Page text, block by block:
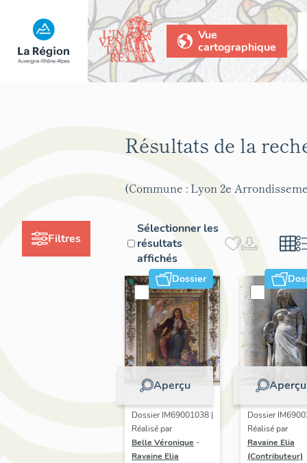
Vue
cartographique
Filtres
Résultats de la
(Commune : Lyon 2e
Sélectionner les
résultats
affichés
Dossier
Aperçu
Dossier IM69001038 |
Réalisé par
Belle Véronique -
Ravaine Elia
Aperçu
Dossier
Réalisé par
Ravaine Elia
(Contributeur)